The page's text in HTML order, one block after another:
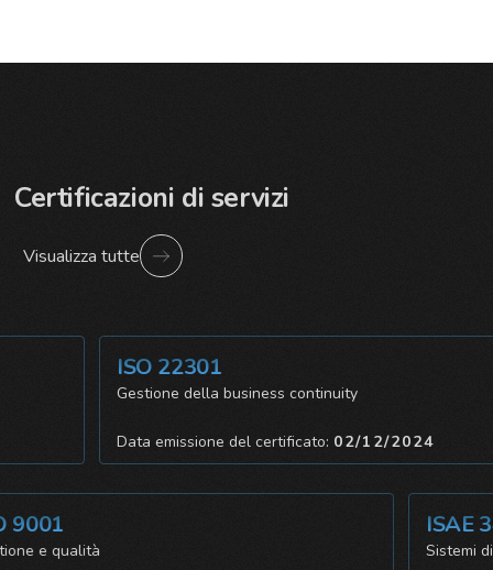
Certificazioni di servizi
Visualizza tutte
ISO 22301
Gestione della business continuity
Data emissione del certificato:02/12/2024
e qualità
ISAE
Sistemi di